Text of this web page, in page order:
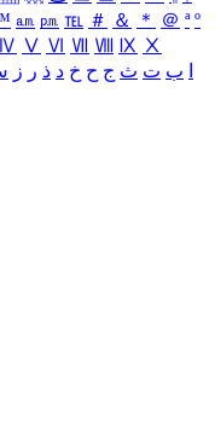
㏂ ㏘ ℡ ＃ ＆ ＊ ＠ ª º
Ⅳ Ⅴ Ⅵ Ⅶ Ⅷ Ⅸ Ⅹ
ب ت ث ج ح خ د ذ ر ز